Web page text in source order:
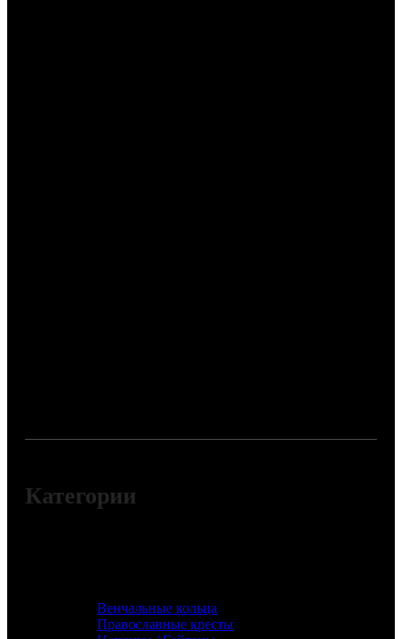
Категории
Венчальные кольца
Православные кресты